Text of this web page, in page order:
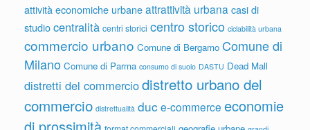
attività economiche urbaneattrattività urbana casi di
studiocentralità centri storici centro storico ciclabilità urbana
commercio urbano Comune di Bergamo Comune di
Milano Comune di Parma consumo di suolo DASTU Dead Mall
distretti del commerciodistretto urbano del
commercio distrettualità duc e-commerce economie
di prossimità